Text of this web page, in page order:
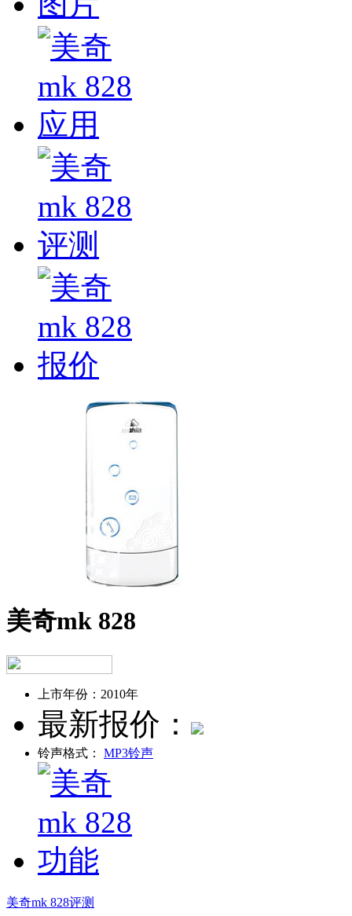
美奇mk 828
上市年份： 2010年
最新报价：
铃声格式： MP3铃声
美奇mk 828评测